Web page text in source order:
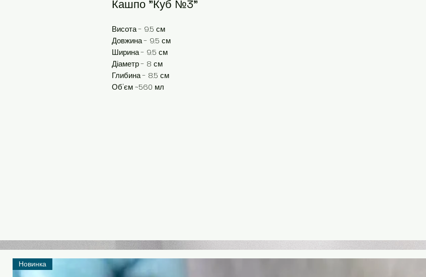
Кашпо "Куб №3"
Висота - 9.5 см
Довжина - 9.5 см
Ширина - 9.5 см
Діаметр - 8 см
Глибина - 8.5 см
Об'єм ~560 мл
Новинка